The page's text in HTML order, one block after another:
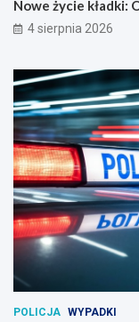
Nowe życie kładki:
4 sierpnia 2026
POLICJA WYPADKI